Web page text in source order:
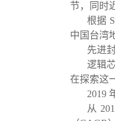
节，同时
根据
中国台湾
先进
逻辑
在探索这
2019
从